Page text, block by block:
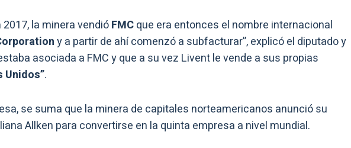
2017, la minera vendióFMCque era entonces el nombre internacional
y a partir de ahí comenzó a subfacturar”, explicó el diputado y
asociada a FMC y que a su vez Livent le vende a sus propias
Unidos”.
se suma que la minera de capitales norteamericanos anunció su
Allken para convertirse en la quinta empresa a nivel mundial.